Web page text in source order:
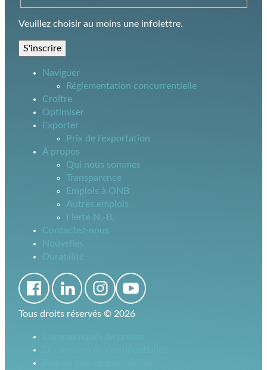
Veuillez choisir au moins une infolettre.
S'inscrire
Naviguer
Réglementation concurrentielle
Croître
Optimiser
Exporter
Prix de l’exportation
À propos
Qui nous sommes
Transparence
Emplois à ONB
Autres emplois
Fierté N.-B.
Contactez-nous
Nouvelles
Durabilité
Tous droits réservés © 2026